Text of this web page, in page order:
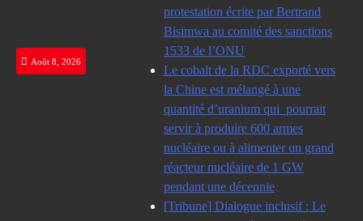
Août 8, 2026
protestation écrite par Bertrand
Bisimwa au comité des sanctions
1533 de l’ONU
Le cobalt de la RDC exporté vers
la Chine est mélangé à une
quantité d’uranium qui pourrait
servir à produire 600 armes
nucléaire ou à alimenter un grand
réacteur nucléaire de 1 GW
pendant une décennie
[Tribune] Dialogue inclusif : Le